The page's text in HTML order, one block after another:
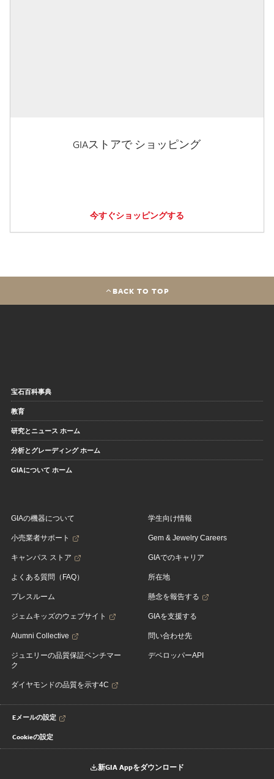
GIAストアで ショッピング
今すぐショッピングする
BACK TO TOP
宝石百科事典
教育
研究とニュース ホーム
分析とグレーディング ホーム
GIAについて ホーム
GIAの機器について
小売業者サポート
キャンパス ストア
よくある質問（FAQ）
プレスルーム
ジェムキッズのウェブサイト
Alumni Collective
ジュエリーの品質保証ベンチマー
ク
ダイヤモンドの品質を示す4C
学生向け情報
Gem & Jewelry Careers
GIAでのキャリア
所在地
懸念を報告する
GIAを支援する
問い合わせ先
デベロッパーAPI
Eメールの設定
Cookieの設定
新GIA Appをダウンロード